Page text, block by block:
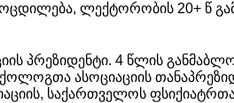
ლექტორობის 20+ წ
პრეზიდენტი. 4 წლის
ასოციაციის
საქართველოს